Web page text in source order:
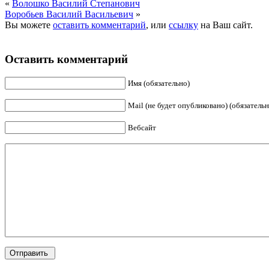
« Волошко Василий Степанович
Воробьев Василий Васильевич »
Вы можете оставить комментарий, или ссылку на Ваш сайт.
Оставить комментарий
Имя (обязательно)
Mail (не будет опубликовано)
Вебсайт